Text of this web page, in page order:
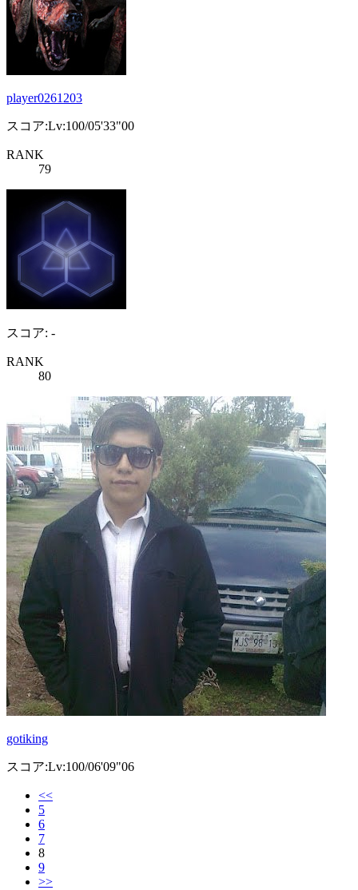
player0261203
スコア:Lv:100/05'33"00
RANK
79
スコア: -
RANK
80
gotiking
スコア:Lv:100/06'09"06
<<
5
6
7
8
9
>>